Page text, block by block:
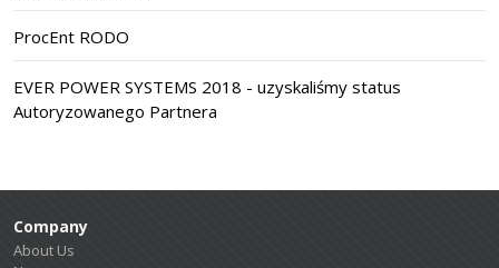
ProcEnt RODO
EVER POWER SYSTEMS 2018 - uzyskaliśmy status
Autoryzowanego Partnera
Company
About Us